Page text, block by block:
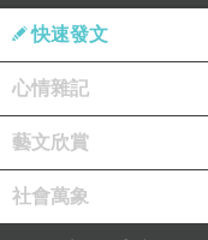
月」的上衣，包
來不少日本網友
東西興奮阿？」
吧...」及「美版
等留言，但也有
來更好。相關連
快速發文
心情雜記
藝文欣賞
社會萬象